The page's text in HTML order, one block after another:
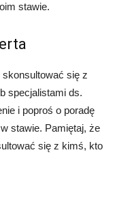
stawie.
się z
specjalistami ds.
i poproś o poradę
stawie. Pamiętaj, że
się z kimś, kto